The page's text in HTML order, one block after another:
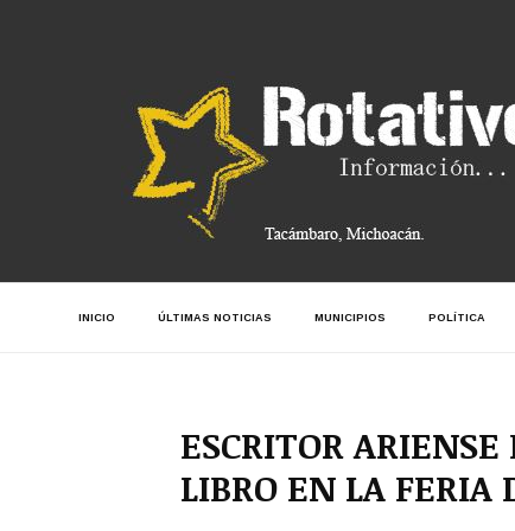
INICIO ÚLTIMAS NOTICIAS MUNICIPIOS POLÍTICA
ESCRITOR
LIBRO EN LA FERIA